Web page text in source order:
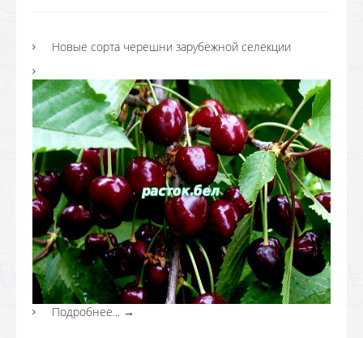
Новые сорта черешни зарубежной селекции
Подробнее... →